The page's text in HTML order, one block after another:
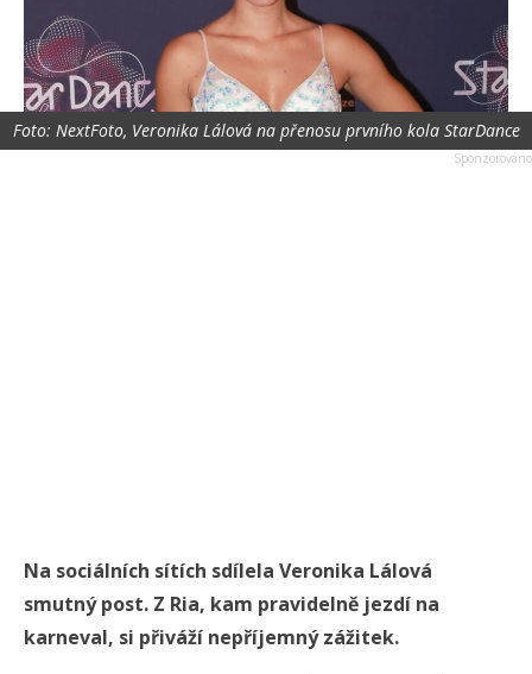
Foto: NextFoto, Veronika Lálová na přenosu prvního kola StarDance
Na sociálních sítích sdílela Veronika Lálová
smutný post. Z Ria, kam pravidelně jezdí na
karneval, si přiváží nepříjemný zážitek.